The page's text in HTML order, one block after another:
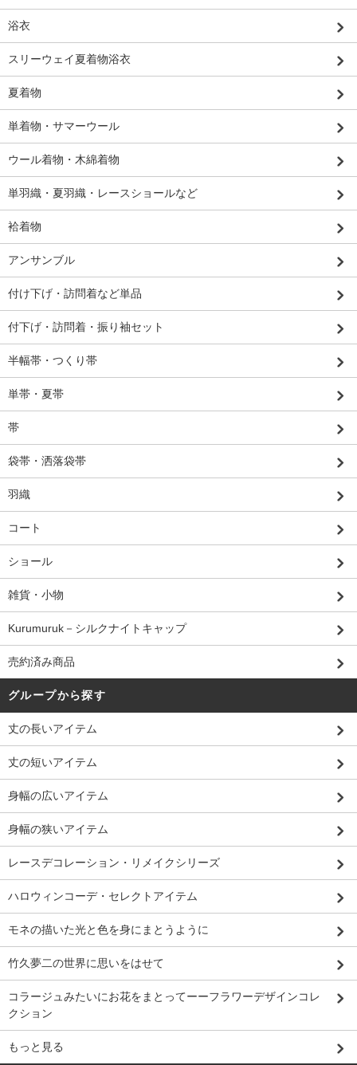
浴衣
スリーウェイ夏着物浴衣
夏着物
単着物・サマーウール
ウール着物・木綿着物
単羽織・夏羽織・レースショールなど
袷着物
アンサンブル
付け下げ・訪問着など単品
付下げ・訪問着・振り袖セット
半幅帯・つくり帯
単帯・夏帯
帯
袋帯・洒落袋帯
羽織
コート
ショール
雑貨・小物
Kurumuruk－シルクナイトキャップ
売約済み商品
グループから探す
丈の長いアイテム
丈の短いアイテム
身幅の広いアイテム
身幅の狭いアイテム
レースデコレーション・リメイクシリーズ
ハロウィンコーデ・セレクトアイテム
モネの描いた光と色を身にまとうように
竹久夢二の世界に思いをはせて
コラージュみたいにお花をまとってーーフラワーデザインコレ
クション
もっと見る